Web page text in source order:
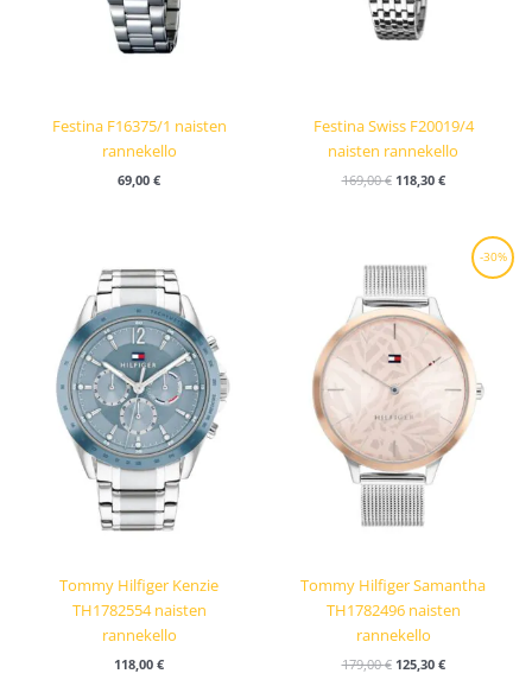
Festina F16375/1 naisten
rannekello
69,00 €
Festina Swiss F20019/4
naisten rannekello
169,00€ 118,30 €
Tommy Hilfiger Kenzie
TH1782554 naisten
rannekello
118,00 €
-30%
Tommy Hilfiger Samantha
TH1782496 naisten
rannekello
179,00€
Alkuperäinen
hinta
oli:
179,00 €.
125,30 €
Nykyinen
hinta